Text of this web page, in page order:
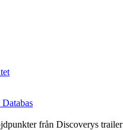
från Discoverys trailer